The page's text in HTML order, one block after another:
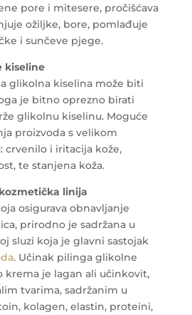
pore i mitesere, pročišćava
ožiljke, bore, pomlađuje
i sunčeve pjege.
kiseline
glikolna kiselina može biti
je bitno oprezno birati
glikolnu kiselinu. Moguće
proizvoda s velikom
crvenilo i iritacija kože,
te stanjena koža.
linija
osigurava obnavljanje
prirodno je sadržana u
sluzi koja je glavni sastojak
. Učinak pilinga glikolne
krema je lagan ali učinkovit,
tvarima, sadržanim u
kolagen, elastin, proteini,